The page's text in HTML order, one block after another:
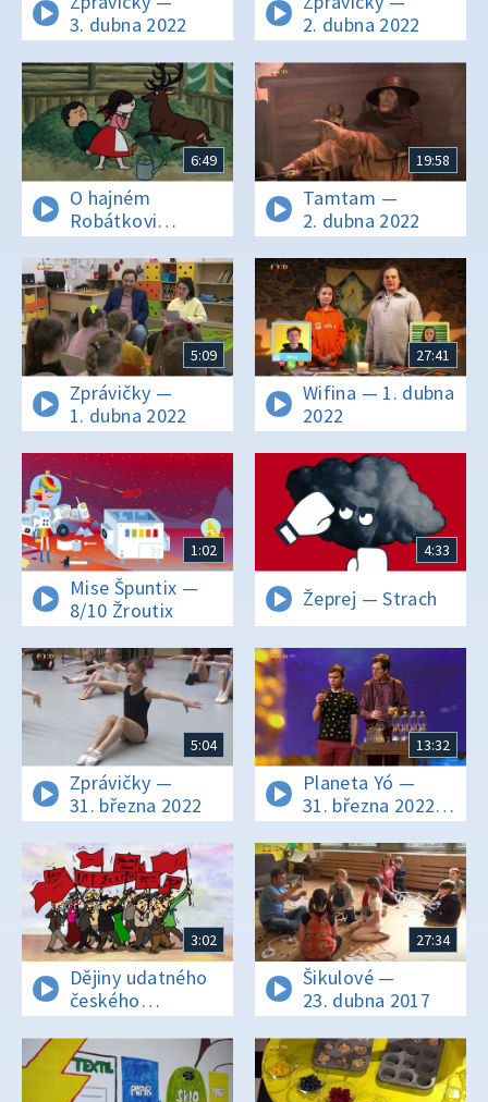
3. dubna 2022
2. dubna 2022
6:49
O hajném
Robátkovi
a jelenu
Větrníkovi — 7/13
Jak divoké prase
Karbous
napravovalo
skalku
19:58
Tamtam —
2. dubna 2022
5:09
Zprávičky —
1. dubna 2022
27:41
Wifina — 1. dubna
2022
1:02
Mise Špuntix —
8/10 Žroutix
4:33
Žeprej — Strach
5:04
Zprávičky —
31. března 2022
13:32
Planeta Yó —
31. března 2022
16:11
3:02
Dějiny udatného
českého
národa — 98/111
Velká
hospodářská
krize
27:34
Šikulové —
23. dubna 2017